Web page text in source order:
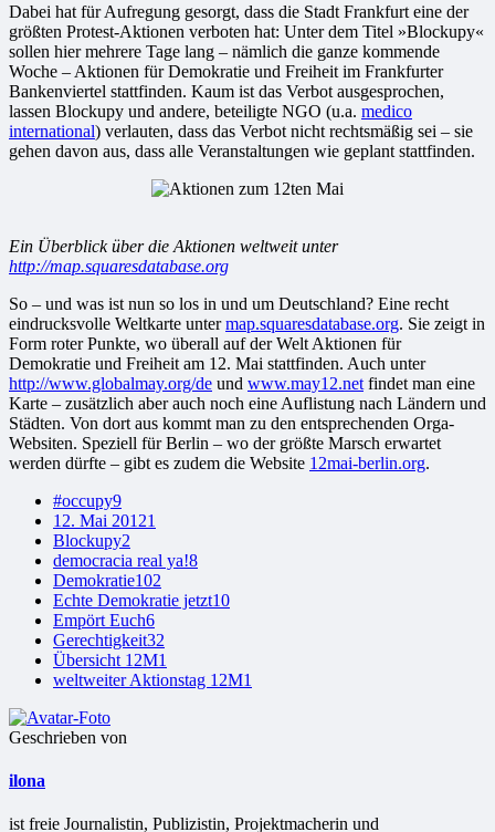
Dabei hat für Aufregung gesorgt, dass die Stadt Frankfurt eine der
größten Protest-Aktionen verboten hat: Unter dem Titel »Blockupy«
sollen hier mehrere Tage lang – nämlich die ganze kommende
Woche – Aktionen für Demokratie und Freiheit im Frankfurter
Bankenviertel stattfinden. Kaum ist das Verbot ausgesprochen,
lassen Blockupy und andere, beteiligte NGO (u.a. medico
international) verlauten, dass das Verbot nicht rechtsmäßig sei – sie
gehen davon aus, dass alle Veranstaltungen wie geplant stattfinden.
Ein Überblick über die Aktionen weltweit unter
http://map.squaresdatabase.org
So – und was ist nun so los in und um Deutschland? Eine recht
eindrucksvolle Weltkarte untermap.squaresdatabase.org. Sie zeigt in
Form roter Punkte, wo überall auf der Welt Aktionen für
Demokratie und Freiheit am 12. Mai stattfinden. Auch unter
http://www.globalmay.org/de und www.may12.net findet man eine
Karte – zusätzlich aber auch noch eine Auflistung nach Ländern und
Städten. Von dort aus kommt man zu den entsprechenden Orga-
Websiten. Speziell für Berlin – wo der größte Marsch erwartet
werden dürfte – gibt es zudem die Website 12mai-berlin.org.
#occupy9
12. Mai 20121
Blockupy2
democracia real ya!8
Demokratie102
Echte Demokratie jetzt10
Empört Euch6
Gerechtigkeit32
Übersicht 12M1
weltweiter Aktionstag 12M1
Geschrieben von
ilona
ist freie Jour­na­lis­tin, Publizistin, Projekt­ma­che­rin und